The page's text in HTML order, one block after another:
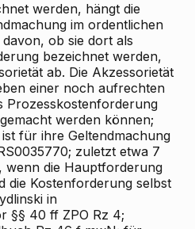
werden, hängt die
im ordentlichen
ob sie dort als
bezeichnet werden,
ab. Die Akzessorietät
einer noch aufrechten
Prozesskostenforderung
werden können;
für ihre Geltendmachung
zuletzt etwa 7
wenn die Hauptforderung
die Kostenforderung selbst
in
§§ 40 ff ZPO Rz 4;